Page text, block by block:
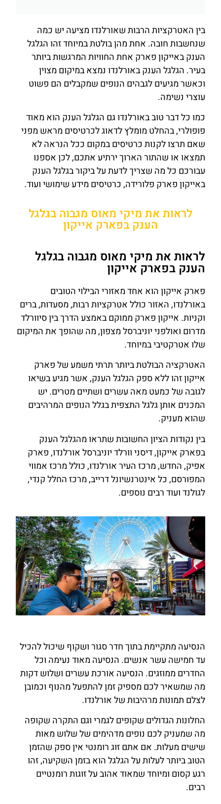
בין האטרקציות הרבות שאורלנדו מציעה יש כמה
שנחשבות חובה. אחת מהן בולטת במיוחד זהו הגלגל
הענק באייקון פארק אחת החוויות המרגשות ביותר
בעיר. הגלגל הענק באורלנדו נמצא במיקום מצוין
וכאשר מגיעים לגבהים הנופים שמקבלים הם פשוט
עוצרי נשימה.
כמו כל דבר טוב באורלנדו גם הגלגל הענק הוא מאוד
פופולרי, בהחלט מומלץ לדאוג לכרטיסים מראש מפני
שאם תרצו לקנות כרטיסים במקום ככל הנראה לא
תמצאו או שהתור הארוך ירתיע אתכם, לכן אספנו
עבורכם כל מה שצריך לדעת על ביקור בגלגל הענק
באייקון פארק פלורידה, כרטיסים מידע שימושי ועוד.
לראות את מיקי מאוס מגבוה בגלגל
הענק בפארק אייקון
לראות את מיקי מאוס מגבוה בגלגל
הענק בפארק אייקון
פארק אייקון הוא אחד מאזורי הבילוי הטובים
באורלנדו, האזור כולל אטרקציות רבות, מסעדות, ברים
וקניות. אייקון פארק ממוקם באמצע הדרך בין סיוורלד
מדרום ואולפני יוניברסל מצפון, מה שהופך את המיקום
שלו אטרקטיבי במיוחד.
האטרקציה הבולטת ביותר תרתי משמע של פארק
אייקון זהו ללא ספק הגלגל הענק, אשר מגיע בשיאו
לגובה של כמעט מאה עשרים ושתיים מטרים. יש
המכנים אותן גלגל התצפית בגלל הנופים המרהיבים
שהוא מעניק.
בין נקודות הציון החשובות שתראו מהגלגל הענק
בפארק אייקון, דיסני וורלד יוניברסל אורלנדו, פארק
אפיק, החדש, מרכז העיר אורלנדו, כולל מרכז אמווי
המפורסם, כל אינטרנשיונל דרייב, מרכז החלל קנדי,
לגולנד ועוד רבים נוספים.
הנסיעה מתקיימת בתוך חדר סגור ושקוף שיכול להכיל
עד חמישה עשר אנשים. הנסיעה מאוד נעימה וכל
החדרים ממוזגים. הנסיעה אורכת עשרים ושלוש דקות
מה שמשאיר לכם מספיק זמן להתפעל מהנוף וכמובן
לצלם תמונות מרהיבות של אורלנדו.
החלונות הגדולים שקופים לגמרי וגם התקרה שקופה
מה שמעניק לכם נופים מדהימים של שלוש מאות
שישים מעלות. אם אתם זוג רומנטי אין ספק שהזמן
הטוב ביותר לעלות על הגלגל הוא בזמן השקיעה, זהו
רגע קסום ומיוחד שמאוד אהוב על זוגות רומנטיים
רבים.